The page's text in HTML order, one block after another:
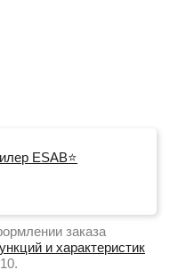
ESAB⭐
заказа
и характеристик